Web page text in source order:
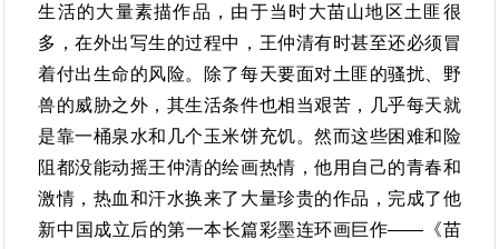
生活的大量素描作品，由于当时大苗山地区土匪很
多，在外出写生的过程中，王仲清有时甚至还必须冒
着付出生命的风险。除了每天要面对土匪的骚扰、野
兽的威胁之外，其生活条件也相当艰苦，几乎每天就
是靠一桶泉水和几个玉米饼充饥。然而这些困难和险
阻都没能动摇王仲清的绘画热情，他用自己的青春和
激情，热血和汗水换来了大量珍贵的作品，完成了他
新中国成立后的第一本长篇彩墨连环画巨作——《苗